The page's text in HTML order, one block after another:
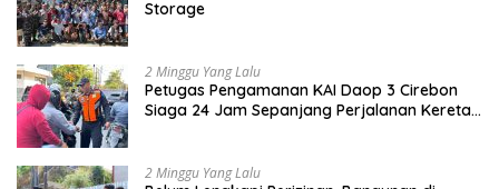
Storage
2 Minggu Yang Lalu
Petugas Pengamanan KAI Daop 3 Cirebon
Siaga 24 Jam Sepanjang Perjalanan Kereta
2 Minggu Yang Lalu